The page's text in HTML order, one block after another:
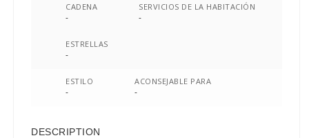
CADENA
-
SERVICIOS DE LA HABITACIÓN
-
ESTRELLAS
-
ESTILO
-
ACONSEJABLE PARA
-
DESCRIPTION